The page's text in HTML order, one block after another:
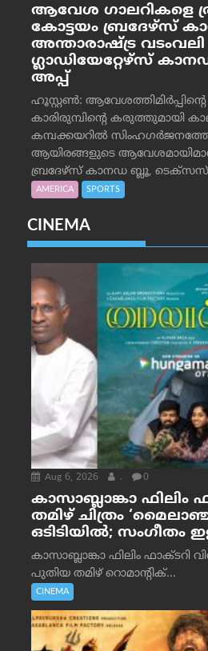
ആവേശ ഗാലറികളെ
കോട്ടയം ബ്രദേഴ്‌സ്
അന്താരാഷ്ട്ര
ഗ്ലാഡിയേറ്റേഴ്‌സ്
അപ്പ്
ഹൂസ്റ്റണ്‍:
കാരിരുമ്പിന്റെ കരുത്തുമായി
കമ്പക്കയറില്‍
ആയിരങ്ങളുടെ
ബ്രദേഴ്‌സ് കാനഡ ബ്ലൂ,
AMERICA SPORTS
CINEMA
Aug 6, 2026 . 0
കാസാബ്ലാങ്കാ ഫിലിം
തമിഴ് ചിത്രം
ഒടിടിയിൽ; സംഗീതം
കാസാബ്ലാങ്കാ ഫിലിം ഫാക്ടറി
പുതിയ തമിഴ് റൊമാന്റിക്...
CINEMA